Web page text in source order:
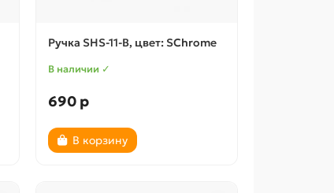
Ручка SHS-11-B, цвет: SChrome
В наличии ✓
690 р
В корзину